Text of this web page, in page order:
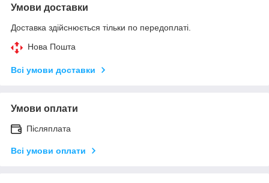
Умови доставки
Доставка здійснюється тільки по передоплаті.
Нова Пошта
Всі умови доставки
Умови оплати
Післяплата
Всі умови оплати